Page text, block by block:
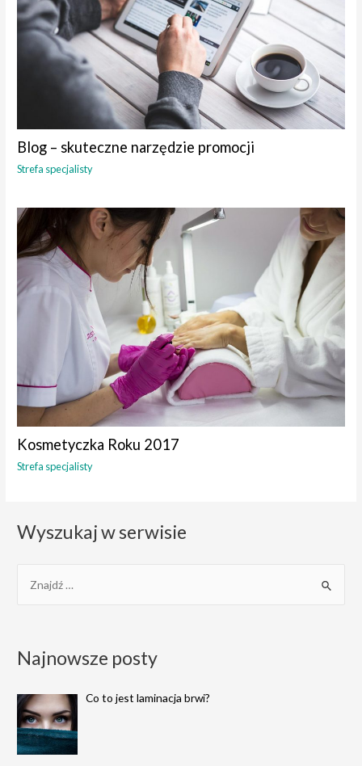
Blog – skuteczne narzędzie promocji
Strefa specjalisty
Kosmetyczka Roku 2017
Strefa specjalisty
Wyszukaj w serwisie
c
f
o
r
Najnowsze posty
Co to jest laminacja brwi?